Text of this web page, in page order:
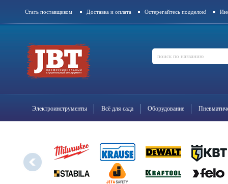
Стать поставщиком Доставка и оплата Остерегайтесь подделок!
Электроинструменты Всё для сада Оборудование